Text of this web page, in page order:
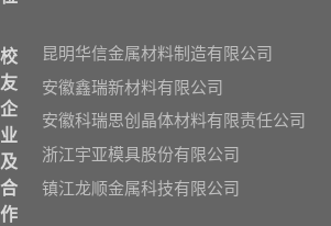
校
友
企
业
及
合
作
昆明华信金属材料制造有限公司
安徽鑫瑞新材料有限公司
安徽科瑞思创晶体材料有限责任公司
浙江宇亚模具股份有限公司
镇江龙顺金属科技有限公司